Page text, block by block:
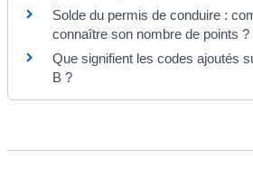
Solde du permis de conduire :
connaître son nombre de points ?
Que signifient les codes ajoutés
B ?